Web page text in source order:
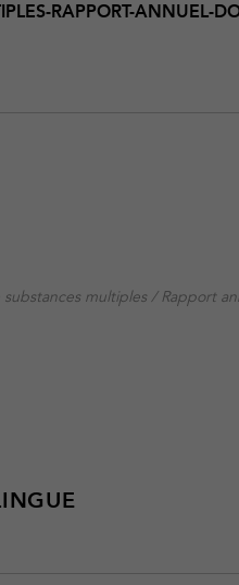
RAPPORT-ANNUEL-
multiples / Rapport